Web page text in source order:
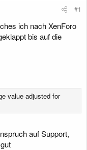
#1
ich nach XenForo
bis auf die
value adjusted for
auf Support,